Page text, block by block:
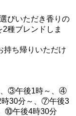
びいただき香りの
2種ブレンドしま
持ち帰りいただけ
③午後1時～、④
30分～、⑦午後3
⑩午後4時30分